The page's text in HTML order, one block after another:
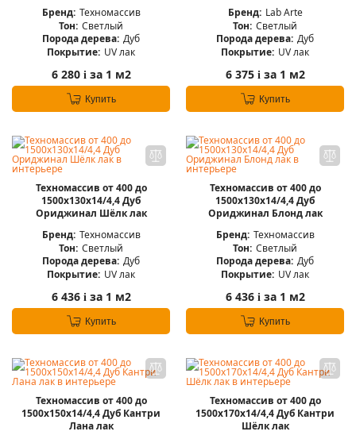
Бренд: Техномассив
Тон: Светлый
Порода дерева: Дуб
Покрытие: UV лак
6 280 iза 1 м2
Купить
Бренд: Lab Arte
Тон: Светлый
Порода дерева: Дуб
Покрытие: UV лак
6 375 iза 1 м2
Купить
Техномассив от 400 до
1500х130х14/4,4 Дуб
Ориджинал Шёлк лак
Бренд: Техномассив
Тон: Светлый
Порода дерева: Дуб
Покрытие: UV лак
6 436 iза 1 м2
Купить
Техномассив от 400 до
1500х130х14/4,4 Дуб
Ориджинал Блонд лак
Бренд: Техномассив
Тон: Светлый
Порода дерева: Дуб
Покрытие: UV лак
6 436 iза 1 м2
Купить
Техномассив от 400 до
1500х150х14/4,4 Дуб Кантри
Лана лак
Техномассив от 400 до
1500х170х14/4,4 Дуб Кантри
Шёлк лак